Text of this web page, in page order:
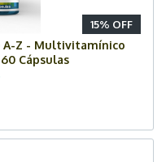
15% OFF
A-Z - Multivitamínico
Cápsulas